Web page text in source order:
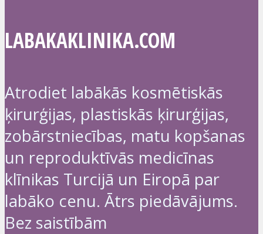
LABAKAKLINIKA.COM
Atrodiet labākās kosmētiskās
ķirurģijas, plastiskās ķirurģijas,
zobārstniecības, matu kopšanas
un reproduktīvās medicīnas
klīnikas Turcijā un Eiropā par
labāko cenu. Ātrs piedāvājums.
Bez saistībām